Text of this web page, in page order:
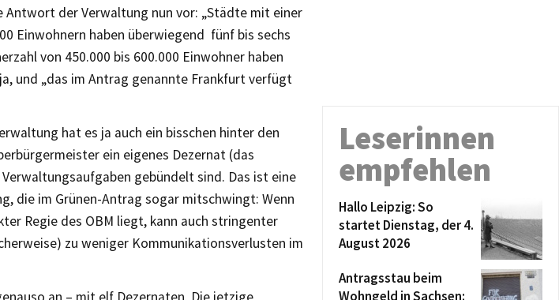
Antwort der Verwaltung nun vor: „Städte mit einer
Einwohnern haben überwiegend fünf bis sechs
von 450.000 bis 600.000 Einwohner haben
und „das im Antrag genannte Frankfurt verfügt
hat es ja auch ein bisschen hinter den
ein eigenes Dezernat (das
gebündelt sind. Das ist eine
die im Grünen-Antrag sogar mitschwingt: Wenn
Regie des OBM liegt, kann auch stringenter
zu weniger Kommunikationsverlusten im
Leserinnen
empfehlen
Hallo Leipzig: So
startet Dienstag, der 4.
August 2026
Antragsstau beim
Wohngeld in Sachsen: